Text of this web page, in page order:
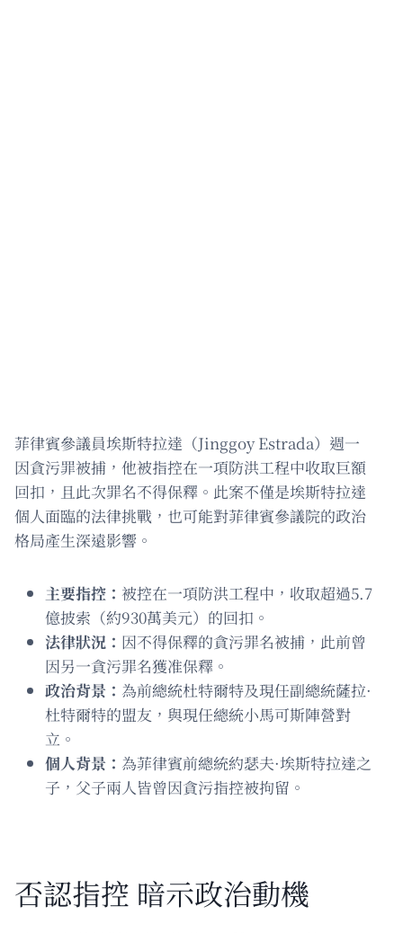
菲律賓參議員埃斯特拉達（Jinggoy Estrada）週一
因貪污罪被捕，他被指控在一項防洪工程中收取巨額
回扣，且此次罪名不得保釋。此案不僅是埃斯特拉達
個人面臨的法律挑戰，也可能對菲律賓參議院的政治
格局產生深遠影響。
主要指控： 被控在一項防洪工程中，收取超過5.7
億披索（約930萬美元）的回扣。
法律狀況： 因不得保釋的貪污罪名被捕，此前曾
因另一貪污罪名獲准保釋。
政治背景： 為前總統杜特爾特及現任副總統薩拉·
杜特爾特的盟友，與現任總統小馬可斯陣營對
立。
個人背景： 為菲律賓前總統約瑟夫·埃斯特拉達之
子，父子兩人皆曾因貪污指控被拘留。
否認指控 暗示政治動機